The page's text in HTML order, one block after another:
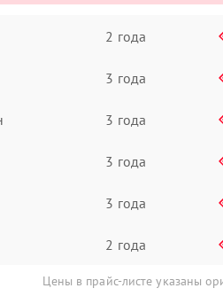
2 года
3 года
3 года
3 года
3 года
2 года
Цены в прайс-листе указаны